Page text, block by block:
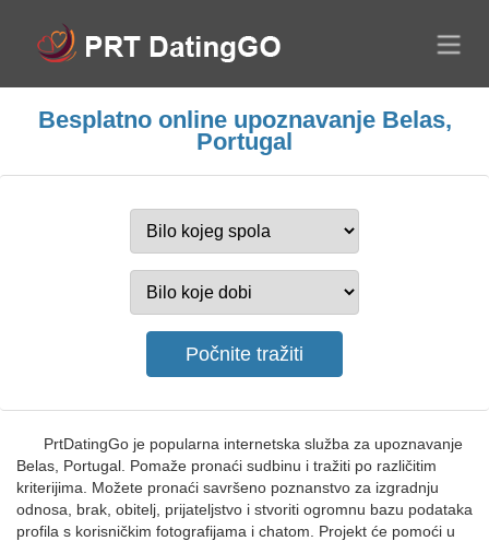
Besplatno online upoznavanje Belas,
Portugal
PrtDatingGo je popularna internetska služba za upoznavanje
Belas, Portugal. Pomaže pronaći sudbinu i tražiti po različitim
kriterijima. Možete pronaći savršeno poznanstvo za izgradnju
odnosa, brak, obitelj, prijateljstvo i stvoriti ogromnu bazu podataka
profila s korisničkim fotografijama i chatom. Projekt će pomoći u